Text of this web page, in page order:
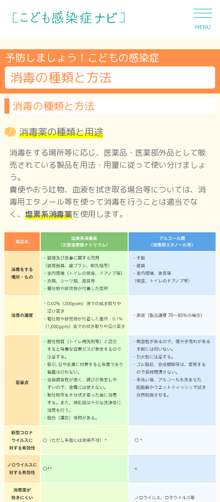
MENU
発熱
おう吐
咳
発しん
はしか (麻しん)
風しん
水ぼうそう
予防しましょう！こどもの感染症
消毒の種類と方法
消毒の種類と方法
消毒薬の種類と用途
消毒をする場所等に応じ、医薬品・医薬部外品として販
売されている製品を用法・用量に従って使い分けましょ
う。
糞便やおう吐物、血液を拭き取る場合等については、消
毒用エタノール等を使って消毒を行うことは適当でな
く、 塩素系消毒薬を使用します。